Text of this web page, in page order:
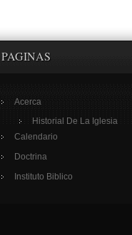
PAGINAS
Acerca
Historial De La Iglesia
Calendario
Doctrina
Instituto Biblico